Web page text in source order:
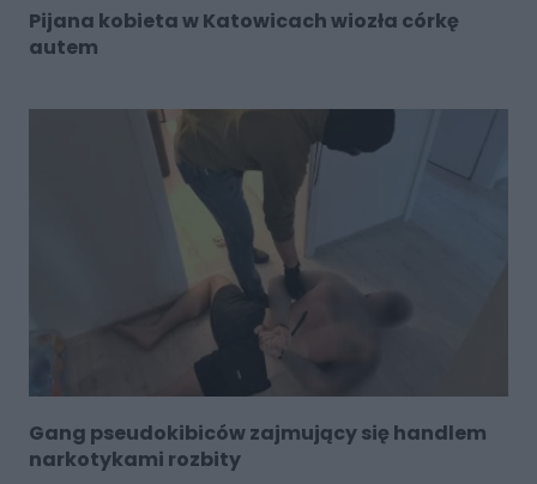
Pijana kobieta w Katowicach wiozła córkę
autem
Gang pseudokibiców zajmujący się handlem
narkotykami rozbity